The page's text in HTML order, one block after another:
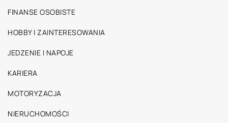
FINANSE OSOBISTE
HOBBY I ZAINTERESOWANIA
JEDZENIE I NAPOJE
KARIERA
MOTORYZACJA
NIERUCHOMOŚCI